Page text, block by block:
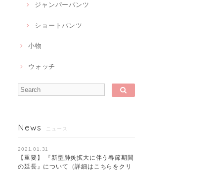
ジャンパーパンツ
ショートパンツ
小物
ウォッチ
News ニュース
2021.01.31
【重要】 『新型肺炎拡大に伴う春節期間
の延長』について（詳細はこちらをクリ